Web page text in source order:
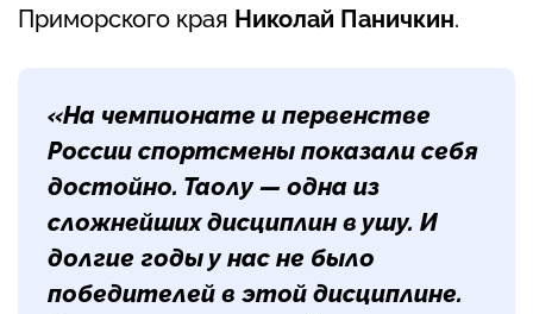
Приморского края Николай Паничкин.
«На чемпионате и первенстве
России спортсмены показали себя
достойно. Таолу — одна из
сложнейших дисциплин в ушу. И
долгие годы у нас не было
победителей в этой дисциплине.